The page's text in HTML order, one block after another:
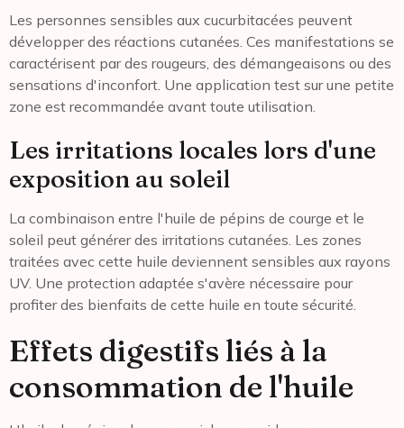
Les personnes sensibles aux cucurbitacées peuvent
développer des réactions cutanées. Ces manifestations se
caractérisent par des rougeurs, des démangeaisons ou des
sensations d'inconfort. Une application test sur une petite
zone est recommandée avant toute utilisation.
Les irritations locales lors d'une
exposition au soleil
La combinaison entre l'huile de pépins de courge et le
soleil peut générer des irritations cutanées. Les zones
traitées avec cette huile deviennent sensibles aux rayons
UV. Une protection adaptée s'avère nécessaire pour
profiter des bienfaits de cette huile en toute sécurité.
Effets digestifs liés à la
consommation de l'huile